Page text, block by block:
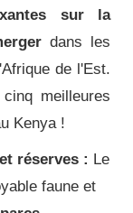
sur la
dans les
de l'Est.
meilleures
Kenya !
réserves : Le
faune et